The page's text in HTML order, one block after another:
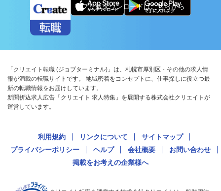
アプリ版ダウンロードはこちらから
「クリエイト転職 (ジョブターミナル)」は、札幌市厚別区・その他の求人情
報が満載の転職サイトです。 地域密着をコンセプトに、仕事探しに役立つ最
新の転職情報をお届けしています。
新聞折込求人広告「クリエイト 求人特集」を展開する株式会社クリエイトが
運営しています。
利用規約 リンクについて
サイトマップ
プライバシーポリシー
ヘルプ 会社概要
お問い合わせ
掲載をお考えの企業様へ